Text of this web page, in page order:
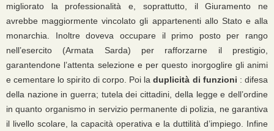
migliorato la professionalità e, soprattutto, il Giuramento ne
avrebbe maggiormente vincolato gli appartenenti allo Stato e alla
monarchia. Inoltre doveva occupare il primo posto per rango
nell’esercito (Armata Sarda) per rafforzarne il prestigio,
garantendone l’attenta selezione e per questo inorgoglire gli animi
e cementare lo spirito di corpo. Poi laduplicità di funzioni : difesa
della nazione in guerra; tutela dei cittadini, della legge e dell’ordine
in quanto organismo in servizio permanente di polizia, ne garantiva
il livello scolare, la capacità operativa e la duttilità d’impiego. Infine